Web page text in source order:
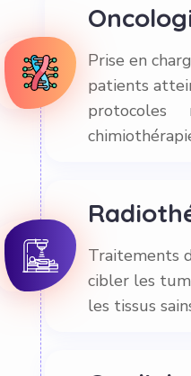
Prise en
patients
protocoles
Traitements
cibler les
les tissus